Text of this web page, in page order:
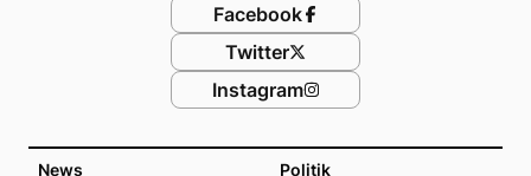
News Politik
Facebook
Twitter
Instagram